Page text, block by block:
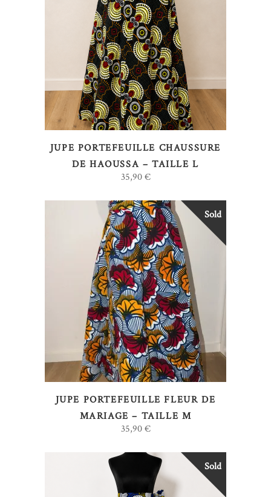
LIRE LA SUITE
JUPE PORTEFEUILLE CHAUSSURE
DE HAOUSSA – TAILLE L
35,90€
Sold
LIRE LA SUITE
JUPE PORTEFEUILLE FLEUR DE
MARIAGE – TAILLE M
35,90€
Sold